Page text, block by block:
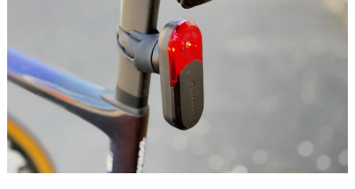
jours,
votre
actualité
vélo
et
triathlon